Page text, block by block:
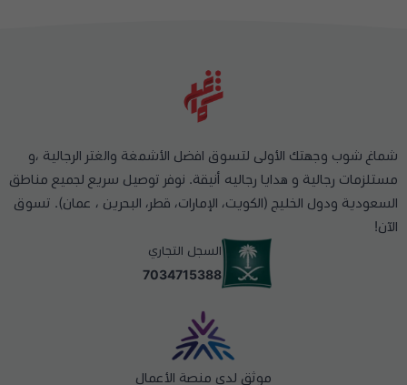
شماغ شوب وجهتك الأولى لتسوق افضل الأشمغة والغتر الرجالية ،و
مستلزمات رجالية و هدايا رجاليه أنيقة. نوفر توصيل سريع لجميع مناطق
السعودية ودول الخليج (الكويت، الإمارات، قطر، البحرين ، عمان). تسوق
الآن!
السجل التجاري
7034715388
موثق لدى منصة الأعمال